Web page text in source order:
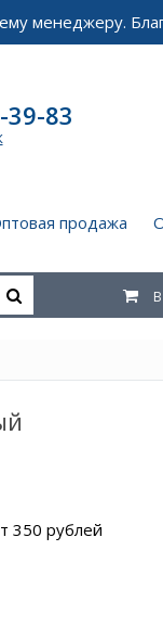
менеджеру.
83
продажа
350 рублей